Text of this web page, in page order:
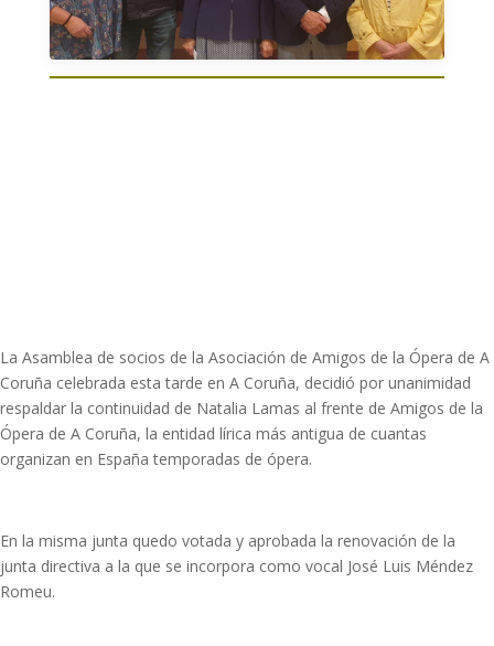
La Asamblea de socios de la Asociación de Amigos de la Ópera de A
Coruña celebrada esta tarde en A Coruña, decidió por unanimidad
respaldar la continuidad de Natalia Lamas al frente de Amigos de la
Ópera de A Coruña, la entidad lírica más antigua de cuantas
organizan en España temporadas de ópera.
En la misma junta quedo votada y aprobada la renovación de la
junta directiva a la que se incorpora como vocal José Luis Méndez
Romeu.